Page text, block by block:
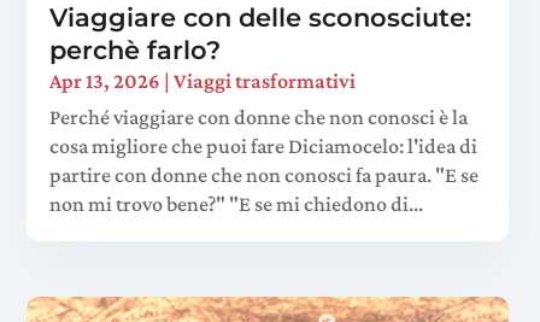
Viaggiare con delle sconosciute:
perchè farlo?
Apr 13, 2026 |Viaggi trasformativi
Perché viaggiare con donne che non conosci è la
cosa migliore che puoi fare Diciamocelo: l'idea di
partire con donne che non conosci fa paura. "E se
non mi trovo bene?" "E se mi chiedono di...